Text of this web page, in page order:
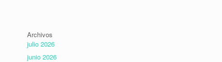
Archivos
julio 2026
junio 2026